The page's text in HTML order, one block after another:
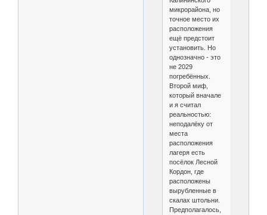
микрорайона, но
точное место их
расположения
ещё предстоит
установить. Но
однозначно - это
не 2029
погребённых.
Второй миф,
который вначале
и я считал
реальностью:
неподалёку от
места
расположения
лагеря есть
посёлок Лесной
Кордон, где
расположены
вырубленные в
скалах штольни.
Предполагалось,